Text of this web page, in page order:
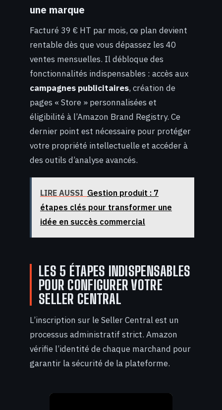
une marque
Facturé 39 € HT par mois, ce plan devient
rentable dès que vous dépassez les 40
ventes mensuelles. Il débloque des
fonctionnalités indispensables : accès aux
campagnes publicitaires, création de
pages « Store » personnalisées et
éligibilité à l’Amazon Brand Registry. Ce
dernier point est nécessaire pour protéger
votre propriété intellectuelle et accéder à
des outils d’analyse avancés.
LIRE AUSSI Gestion produit : 7
étapes clés pour transformer une
idée en succès commercial
LES 5 ÉTAPES INDISPENSABLES
POUR CONFIGURER VOTRE
SELLER CENTRAL
L’inscription sur le Seller Central est un
processus administratif strict. Amazon
vérifie l’identité de chaque marchand pour
garantir la sécurité de la plateforme.